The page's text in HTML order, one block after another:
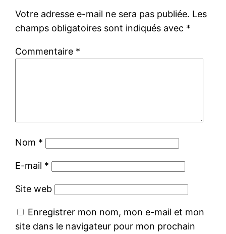
Votre adresse e-mail ne sera pas publiée. Les
champs obligatoires sont indiqués avec *
Commentaire *
Nom *
E-mail *
Site web
Enregistrer mon nom, mon e-mail et mon
site dans le navigateur pour mon prochain